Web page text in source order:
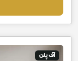
آف پلن